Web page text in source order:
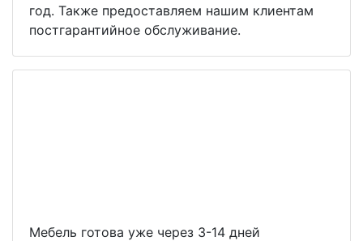
год. Также предоставляем нашим клиентам
постгарантийное обслуживание.
Мебель готова уже через 3-14 дней